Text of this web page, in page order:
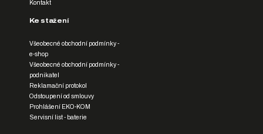
Kontakt
Ke stažení
Všeobecné obchodní podmínky -
e-shop
Všeobecné obchodní podmínky -
podnikatel
Reklamační protokol
Odstoupení od smlouvy
Prohlášení EKO-KOM
Servisní list - baterie